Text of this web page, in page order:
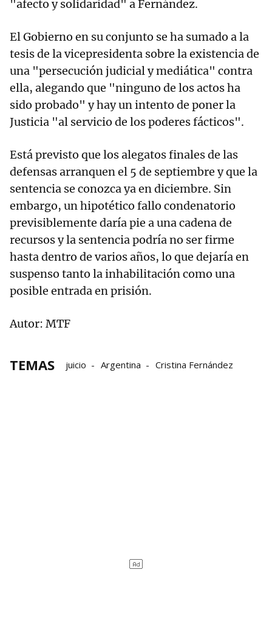
"afecto y solidaridad" a Fernández.
El Gobierno en su conjunto se ha sumado a la
tesis de la vicepresidenta sobre la existencia de
una "persecución judicial y mediática" contra
ella, alegando que "ninguno de los actos ha
sido probado" y hay un intento de poner la
Justicia "al servicio de los poderes fácticos".
Está previsto que los alegatos finales de las
defensas arranquen el 5 de septiembre y que la
sentencia se conozca ya en diciembre. Sin
embargo, un hipotético fallo condenatorio
previsiblemente daría pie a una cadena de
recursos y la sentencia podría no ser firme
hasta dentro de varios años, lo que dejaría en
suspenso tanto la inhabilitación como una
posible entrada en prisión.
Autor: MTF
TEMAS juicio Argentina Cristina Fernández